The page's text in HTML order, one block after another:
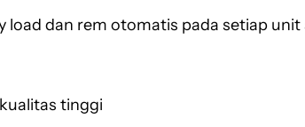
dan rem otomatis pada setiap
tinggi